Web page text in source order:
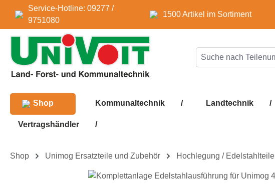
Hauptinhalt springen
Zur Suche springen
Zur Hauptnavigation springen
Service-Hotline: 09277 /
9751080
1500 Artikel im Sortiment
Shop Kommunaltechnik / Landtechnik /
Vertragshändler /
Shop Unimog Ersatzteile und Zubehör Hochlegung / Edelstahlteile
Bildergalerie überspringen